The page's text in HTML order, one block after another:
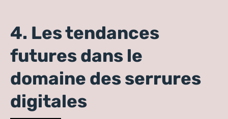
4. Les tendances
futures dans le
domaine des serrures
digitales